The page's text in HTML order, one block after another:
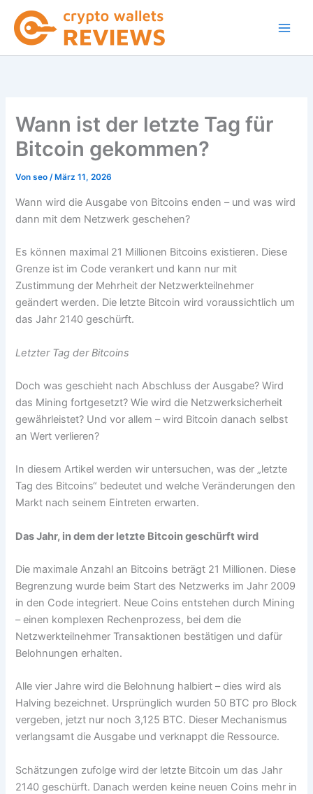
Inhalt
springen
Wann ist der letzte Tag für
Bitcoin gekommen?
Vonseo/ März 11, 2026
Wann wird die Ausgabe von Bitcoins enden – und was wird
dann mit dem Netzwerk geschehen?
Es können maximal 21 Millionen Bitcoins existieren. Diese
Grenze ist im Code verankert und kann nur mit
Zustimmung der Mehrheit der Netzwerkteilnehmer
geändert werden. Die letzte Bitcoin wird voraussichtlich um
das Jahr 2140 geschürft.
Letzter Tag der Bitcoins
Doch was geschieht nach Abschluss der Ausgabe? Wird
das Mining fortgesetzt? Wie wird die Netzwerksicherheit
gewährleistet? Und vor allem – wird Bitcoin danach selbst
an Wert verlieren?
In diesem Artikel werden wir untersuchen, was der „letzte
Tag des Bitcoins“ bedeutet und welche Veränderungen den
Markt nach seinem Eintreten erwarten.
Das Jahr, in dem der letzte Bitcoin geschürft wird
Die maximale Anzahl an Bitcoins beträgt 21 Millionen. Diese
Begrenzung wurde beim Start des Netzwerks im Jahr 2009
in den Code integriert. Neue Coins entstehen durch Mining
– einen komplexen Rechenprozess, bei dem die
Netzwerkteilnehmer Transaktionen bestätigen und dafür
Belohnungen erhalten.
Alle vier Jahre wird die Belohnung halbiert – dies wird als
Halving bezeichnet. Ursprünglich wurden 50 BTC pro Block
vergeben, jetzt nur noch 3,125 BTC. Dieser Mechanismus
verlangsamt die Ausgabe und verknappt die Ressource.
Schätzungen zufolge wird der letzte Bitcoin um das Jahr
2140 geschürft. Danach werden keine neuen Coins mehr in